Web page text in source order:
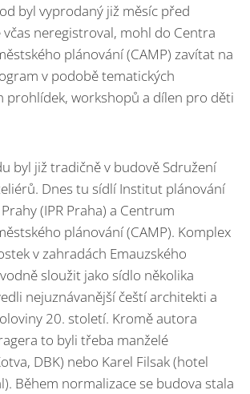
byl vyprodaný již měsíc před
neregistroval, mohl do Centra
plánování (CAMP) zavítat na
v podobě tematických
prohlídek, workshopů a dílen pro děti
byl již tradičně v budově Sdružení
Dnes tu sídlí Institut plánování
(IPR Praha) a Centrum
plánování (CAMP). Komplex
v zahradách Emauzského
sloužit jako sídlo několika
nejuznávanější čeští architekti a
20. století. Kromě autora
to byli třeba manželé
DBK) nebo Karel Filsak (hotel
Během normalizace se budova stala